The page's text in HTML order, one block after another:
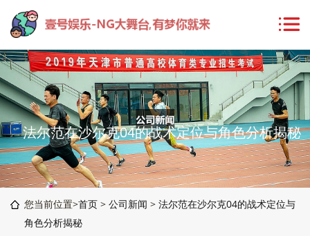
法尔范在沙尔克04的战术定位与角色分析揭秘
您当前位置>首页 > 公司新闻 > 法尔范在沙尔克04的战术定位与
角色分析揭秘